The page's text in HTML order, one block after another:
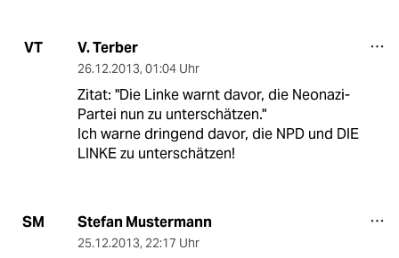
VT V. Terber
26.12.2013, 01:04 Uhr
Zitat: "Die Linke warnt davor, die Neonazi-
Partei nun zu unterschätzen."
Ich warne dringend davor, die NPD und DIE
LINKE zu unterschätzen!
SM Stefan Mustermann
25.12.2013, 22:17 Uhr